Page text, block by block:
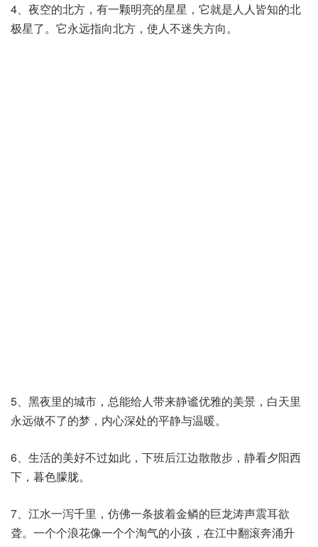
4、夜空的北方，有一颗明亮的星星，它就是人人皆知的北
极星了。它永远指向北方，使人不迷失方向。
5、黑夜里的城市，总能给人带来静谧优雅的美景，白天里
永远做不了的梦，内心深处的平静与温暖。
6、生活的美好不过如此，下班后江边散散步，静看夕阳西
下，暮色朦胧。
7、江水一泻千里，仿佛一条披着金鳞的巨龙涛声震耳欲
聋。一个个浪花像一个个淘气的小孩，在江中翻滚奔涌升